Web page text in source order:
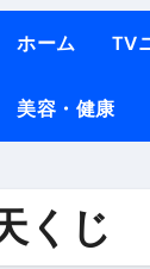
中町
【医
【美
【1日
ホーム TV
美容・健康
くじ